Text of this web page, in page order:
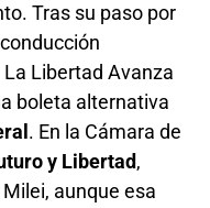
Tras su paso por
Libertad Avanza
boleta alternativa
. En la Cámara de
y Libertad,
aunque esa